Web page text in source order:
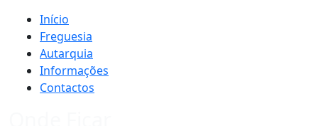
Início
Freguesia
Autarquia
Informações
Contactos